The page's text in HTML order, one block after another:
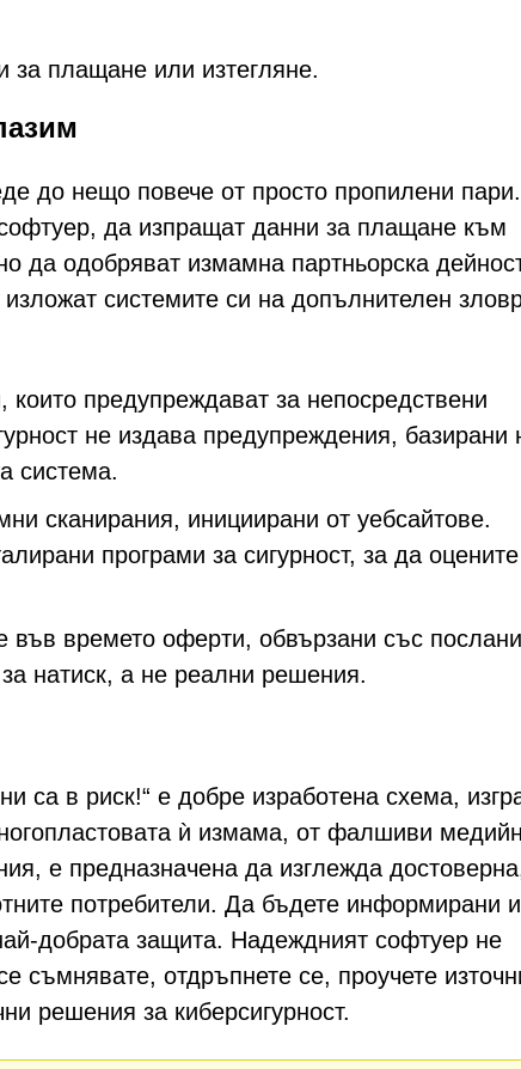
за плащане или изтегляне.
до нещо повече от просто пропилени пари.
да изпращат данни за плащане към
да одобряват измамна партньорска
системите си на допълнителен
които предупреждават за непосредствени
не издава предупреждения, базирани
система.
сканирания, инициирани от уебсайтове.
програми за сигурност, за да оцените
във времето оферти, обвързани със
натиск, а не реални решения.
са в риск!“ е добре изработена схема,
ѝ измама, от фалшиви
е предназначена да изглежда
потребители. Да бъдете информирани и
добрата защита. Надеждният софтуер не
съмнявате, отдръпнете се, проучете
решения за киберсигурност.